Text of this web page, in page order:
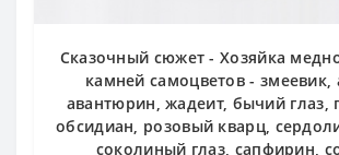
Сказочный сюжет - Хозяйка
камней самоцветов - змеевик,
авантюрин, жадеит, бычий глаз,
обсидиан, розовый кварц,
соколиный глаз, сапфирин,